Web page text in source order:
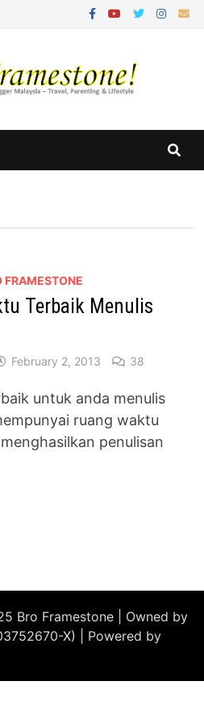
FRAMESTONE
Terbaik Menulis
February 2, 2013 38
untuk anda menulis
ruang waktu
penulisan
Bro Framestone | Owned by
X) | Powered by